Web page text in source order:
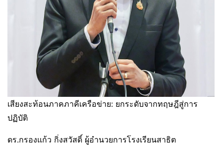
เสียงสะท้อนภาคภาคีเครือข่าย: ยกระดับจากทฤษฎีสู่การ
ปฏิบัติ
ดร.กรองแก้ว กิ่งสวัสดิ์ ผู้อำนวยการโรงเรียนสาธิต